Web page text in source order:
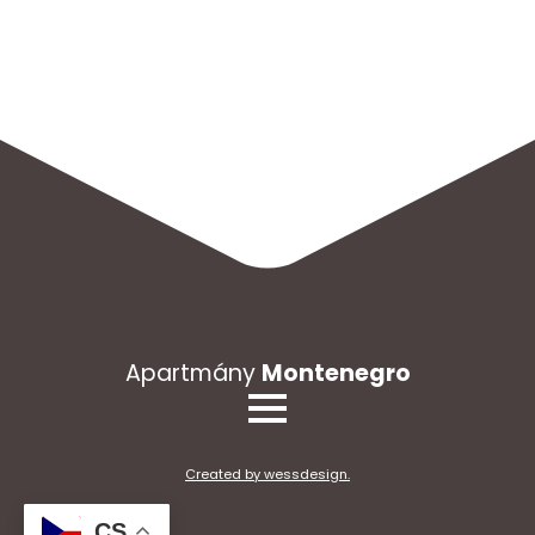
Apartmány Montenegro
Created by wessdesign.